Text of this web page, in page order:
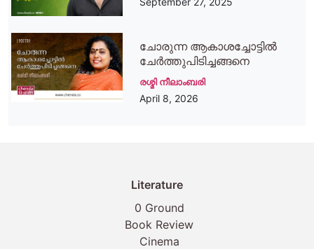
ചോരുന്ന ആകാശച്ചോട്ടിൽ
ചേർത്തുപിടിച്ചങ്ങനെ
രശ്മി നീലാംബരി
April 8, 2026
Literature
0 Ground
Book Review
Cinema